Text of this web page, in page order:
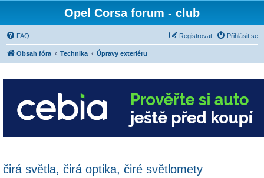
Opel Corsa forum - club
FAQ Přihlásit se
Registrovat
Obsah fóra Technika Úpravy exteriéru
čirá světla, čirá optika, čiré světlomety